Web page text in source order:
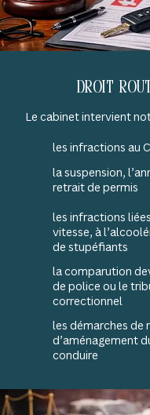
Droit
Le cabinet intervient
les infractions au
la suspension,
retrait de permis​
les infractions
vitesse, à
de stupéfiants
la comparution
de police ou le
correctionnel
les démarches de
d’aménagement
conduire